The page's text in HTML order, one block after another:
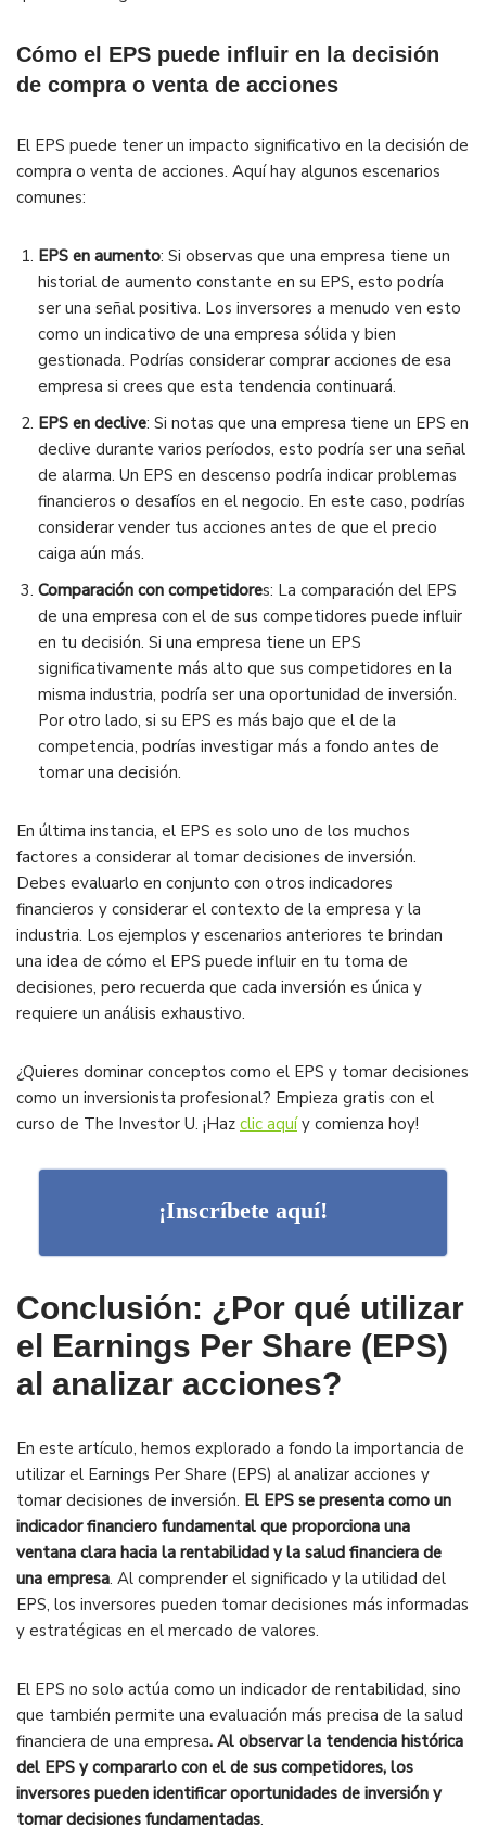
Cómo el EPS puede influir en la decisión
de compra o venta de acciones
El EPS puede tener un impacto significativo en la decisión de
compra o venta de acciones. Aquí hay algunos escenarios
comunes:
EPS en aumento: Si observas que una empresa tiene un
historial de aumento constante en su EPS, esto podría
ser una señal positiva. Los inversores a menudo ven esto
como un indicativo de una empresa sólida y bien
gestionada. Podrías considerar comprar acciones de esa
empresa si crees que esta tendencia continuará.
EPS en declive: Si notas que una empresa tiene un EPS en
declive durante varios períodos, esto podría ser una señal
de alarma. Un EPS en descenso podría indicar problemas
financieros o desafíos en el negocio. En este caso, podrías
considerar vender tus acciones antes de que el precio
caiga aún más.
Comparación con competidores: La comparación del EPS
de una empresa con el de sus competidores puede influir
en tu decisión. Si una empresa tiene un EPS
significativamente más alto que sus competidores en la
misma industria, podría ser una oportunidad de inversión.
Por otro lado, si su EPS es más bajo que el de la
competencia, podrías investigar más a fondo antes de
tomar una decisión.
En última instancia, el EPS es solo uno de los muchos
factores a considerar al tomar decisiones de inversión.
Debes evaluarlo en conjunto con otros indicadores
financieros y considerar el contexto de la empresa y la
industria. Los ejemplos y escenarios anteriores te brindan
una idea de cómo el EPS puede influir en tu toma de
decisiones, pero recuerda que cada inversión es única y
requiere un análisis exhaustivo.
¿Quieres dominar conceptos como el EPS y tomar decisiones
como un inversionista profesional? Empieza gratis con el
curso de The Investor U. ¡Haz clic aquíy comienza hoy!
¡Inscríbete aquí!
Conclusión: ¿Por qué utilizar
el Earnings Per Share (EPS)
al analizar acciones?
En este artículo, hemos explorado a fondo la importancia de
utilizar el Earnings Per Share (EPS) al analizar acciones y
tomar decisiones de inversión. El EPS se presenta como un
indicador financiero fundamental que proporciona una
ventana clara hacia la rentabilidad y la salud financiera de
una empresa. Al comprender el significado y la utilidad del
EPS, los inversores pueden tomar decisiones más informadas
y estratégicas en el mercado de valores.
El EPS no solo actúa como un indicador de rentabilidad, sino
que también permite una evaluación más precisa de la salud
financiera de una empresa. Al observar la tendencia histórica
del EPS y compararlo con el de sus competidores, los
inversores pueden identificar oportunidades de inversión y
tomar decisiones fundamentadas.